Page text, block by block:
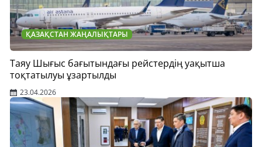
ҚАЗАҚСТАН ЖАҢАЛЫҚТАРЫ
Таяу Шығыс бағытындағы рейстердің уақытша
тоқтатылуы ұзартылды
23.04.2026